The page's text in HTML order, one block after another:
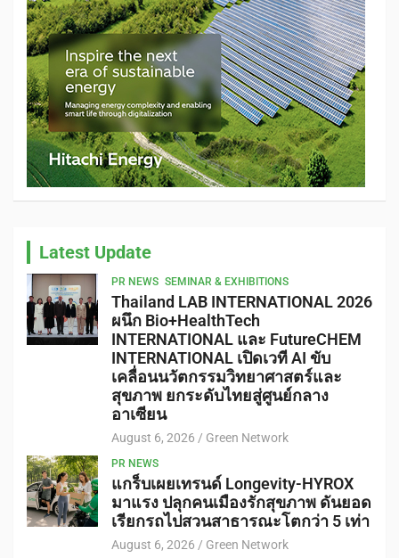
Latest Update
PR NEWS SEMINAR & EXHIBITIONS
Thailand LAB INTERNATIONAL 2026
ผนึก Bio+HealthTech
INTERNATIONAL และ FutureCHEM
INTERNATIONAL เปิดเวที AI ขับ
เคลื่อนนวัตกรรมวิทยาศาสตร์และ
สุขภาพ ยกระดับไทยสู่ศูนย์กลาง
อาเซียน
August 6, 2026 Green Network
PR NEWS
แกร็บเผยเทรนด์ Longevity-HYROX
มาแรง ปลุกคนเมืองรักสุขภาพ ดันยอด
เรียกรถไปสวนสาธารณะโตกว่า 5 เท่า
August 6, 2026 Green Network